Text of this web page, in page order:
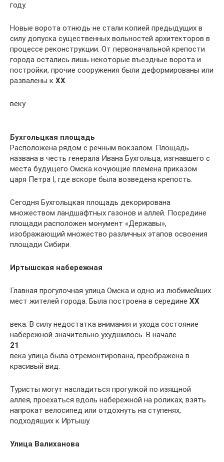
году.
Новые ворота отнюдь не стали копией предыдущих в
силу допуска существенных вольностей архитекторов в
процессе реконструкции. От первоначальной крепости
города остались лишь некоторые въездные ворота и
постройки, прочие сооружения были деформированы или
развалены к XX
веку.
Бухгольцкая площадь
Расположена рядом с речным вокзалом. Площадь
названа в честь генерала Ивана Бухгольца, изгнавшего с
места будущего Омска кочующие племена приказом
царя Петра I, где вскоре была возведена крепость.
Сегодня Бухгольцкая площадь декорирована
множеством ландшафтных газонов и аллей. Посредине
площади расположен монумент «Державы»,
изображающий множество различных этапов освоения
площади Сибири.
Иртышская набережная
Главная прогулочная улица Омска и одно из любимейших
мест жителей города. Была построена в середине XX
века. В силу недостатка внимания и ухода состояние
набережной значительно ухудшилось. В начале
21
века улица была отремонтирована, преображена в
красивый вид.
Туристы могут насладиться прогулкой по изящной
аллея, проехаться вдоль набережной на роликах, взять
напрокат велосипед или отдохнуть на ступенях,
подходящих к Иртышу.
Улица Валиханова